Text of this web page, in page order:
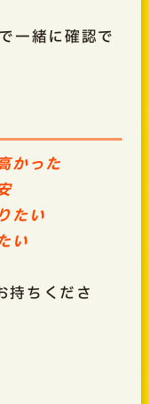
一緒に確認で
かった
たい
い
持ちくださ